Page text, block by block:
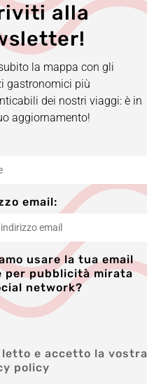
alla
la mappa con gli
gastronomici più
dei nostri viaggi: è in
aggiornamento!
email:
usare la tua email
per pubblicità mirata
network?
letto e accetto la vostra
policy